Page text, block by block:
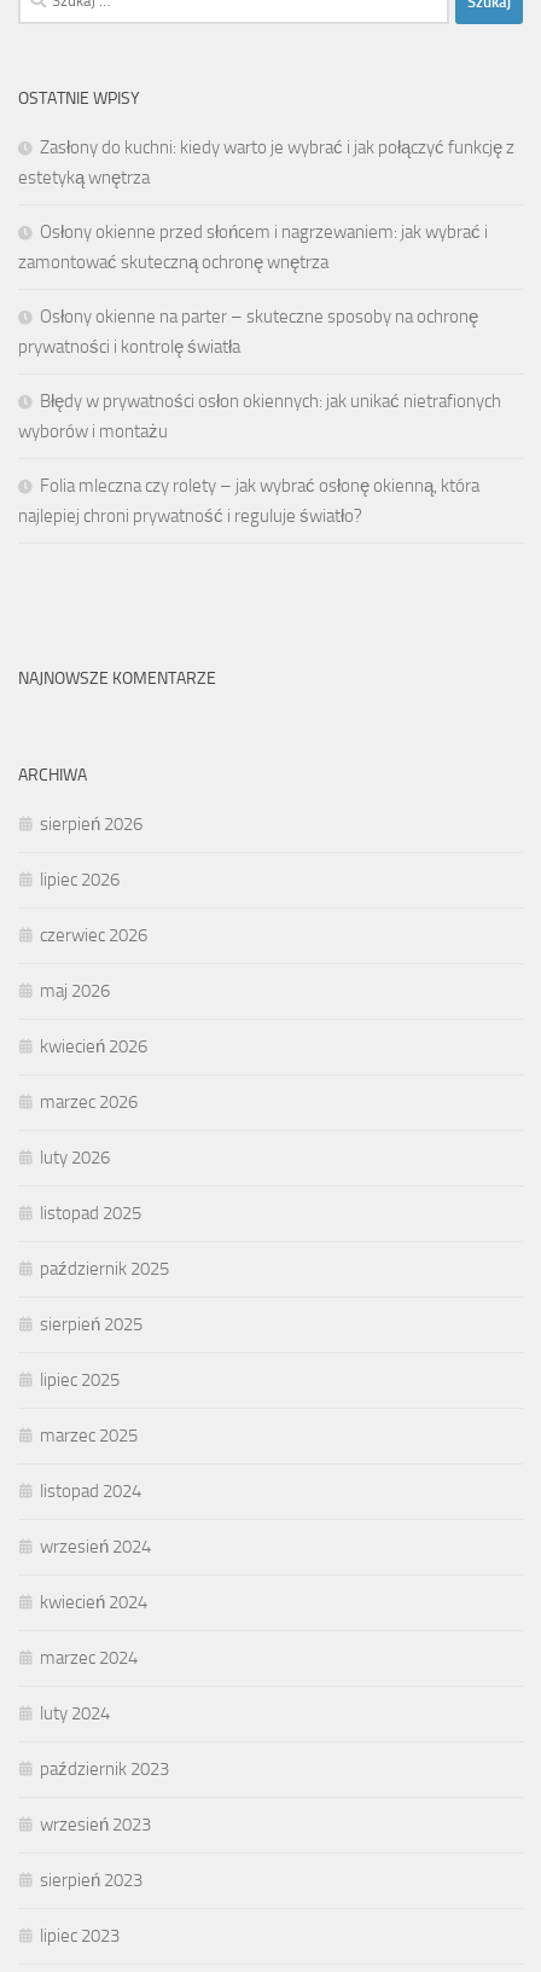
OSTATNIE WPISY
Zasłony do kuchni: kiedy warto je wybrać i jak połączyć funkcję z
estetyką wnętrza
Osłony okienne przed słońcem i nagrzewaniem: jak wybrać i
zamontować skuteczną ochronę wnętrza
Osłony okienne na parter – skuteczne sposoby na ochronę
prywatności i kontrolę światła
Błędy w prywatności osłon okiennych: jak unikać nietrafionych
wyborów i montażu
Folia mleczna czy rolety – jak wybrać osłonę okienną, która
najlepiej chroni prywatność i reguluje światło?
NAJNOWSZE KOMENTARZE
ARCHIWA
sierpień 2026
lipiec 2026
czerwiec 2026
maj 2026
kwiecień 2026
marzec 2026
luty 2026
listopad 2025
październik 2025
sierpień 2025
lipiec 2025
marzec 2025
listopad 2024
wrzesień 2024
kwiecień 2024
marzec 2024
luty 2024
październik 2023
wrzesień 2023
sierpień 2023
lipiec 2023